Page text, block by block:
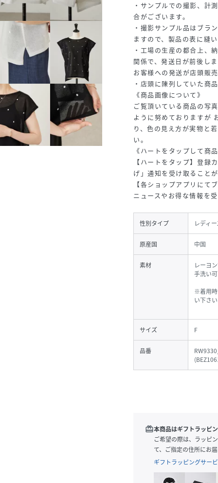
・サンプルでの撮影、計
合がございます。
・撮影サンプル品はブラ
ますので、製品の表に縫
・工場の生産の都合上、
関係で、発送日が前後し
お客様への発送が店頭販
・店頭に陳列していた商
《商品画像について》
ご覧頂いている商品の写
ように努めておりますが
り、色の見え方が実物と
い。
《ハートをタップして商
【ハートをタップ】登録
げ」通知を受け取ること
【各ショップアプリにて
ニュースやお得な情報を
性別タイプ レディ
原産国 中国
素材
レーヨ
手洗い可
※着用時
い下さ
サイズ F
品番
(
redeem本商品はギフトラッピ
ご希望の際は、ラッピ
て、ご指定の住所にお
ギフトラッピングサー